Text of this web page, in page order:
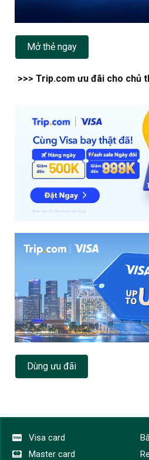
Mở thẻ ngay
>>> Trip.com ưu đãi cho chủ
Dùng ưu đãi
Visa card
Master card